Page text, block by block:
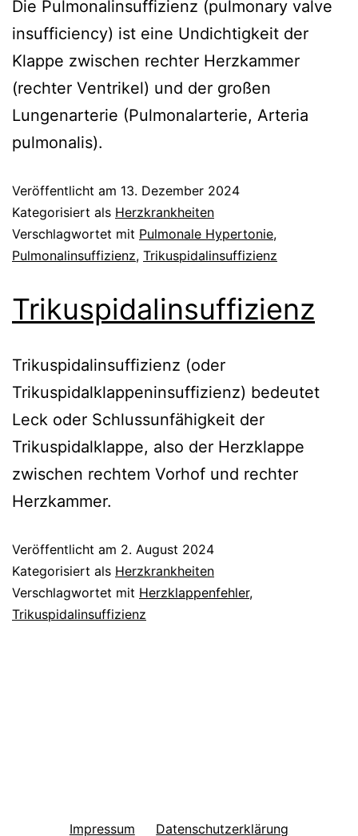
Die Pulmonalinsuffizienz (pulmonary valve
insufficiency) ist eine Undichtigkeit der
Klappe zwischen rechter Herzkammer
(rechter Ventrikel) und der großen
Lungenarterie (Pulmonalarterie, Arteria
pulmonalis).
Veröffentlicht am 13. Dezember 2024
Kategorisiert als Herzkrankheiten
Verschlagwortet mit Pulmonale Hypertonie,
Pulmonalinsuffizienz, Trikuspidalinsuffizienz
Trikuspidalinsuffizienz
Trikuspidalinsuffizienz (oder
Trikuspidalklappeninsuffizienz) bedeutet
Leck oder Schlussunfähigkeit der
Trikuspidalklappe, also der Herzklappe
zwischen rechtem Vorhof und rechter
Herzkammer.
Veröffentlicht am 2. August 2024
Kategorisiert als Herzkrankheiten
Verschlagwortet mit Herzklappenfehler,
Trikuspidalinsuffizienz
Impressum Datenschutzerklärung